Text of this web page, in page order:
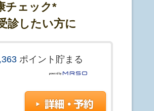
チェック*
診したい方に
ポイント貯まる